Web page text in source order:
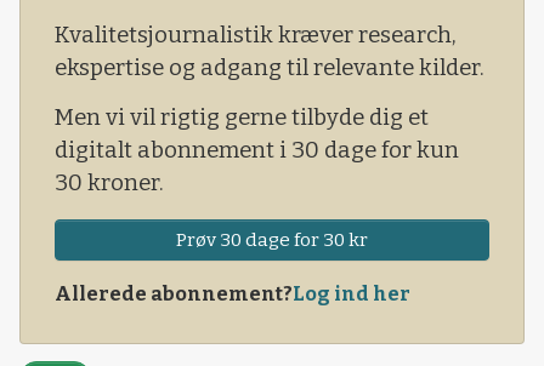
Kvalitetsjournalistik kræver research,
ekspertise og adgang til relevante kilder.
Men vi vil rigtig gerne tilbyde dig et
digitalt abonnement i 30 dage for kun
30 kroner.
Prøv 30 dage for 30 kr
Allerede abonnement?Log ind her